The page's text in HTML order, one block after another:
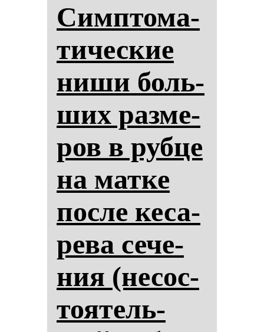
Сим­пто­ма­
ти­чес­кие
ни­ши боль­
ших раз­ме­
ров в руб­це
на мат­ке
пос­ле ке­са­
ре­ва се­че­
ния (не­сос­
то­ятель­